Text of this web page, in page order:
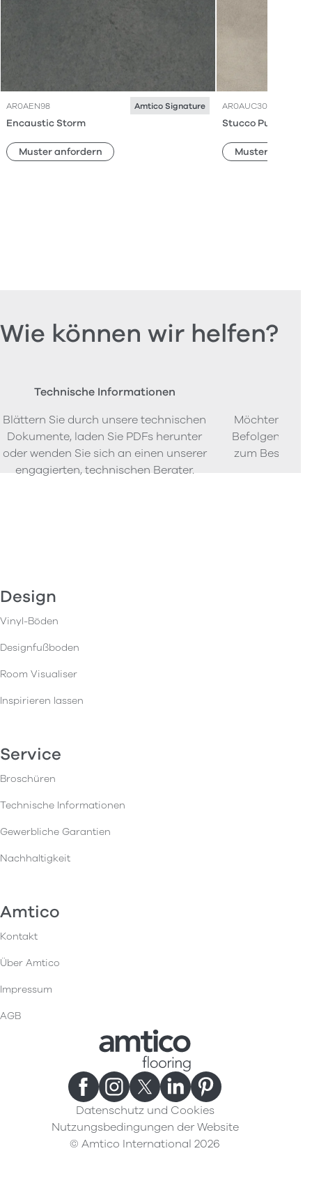
AR0AEN98 Amtico Signature
Encaustic Storm
Muster anfordern
AR0AUC30
Stucco Putty
Muster
Wie können wir helfen?
Technische Informationen
Blättern Sie durch unsere technischen
Dokumente, laden Sie PDFs herunter
oder wenden Sie sich an einen unserer
engagierten, technischen Berater.
Möchten Sie
Befolgen Sie
zum
Design
Vinyl-Böden
Designfußboden
Room Visualiser
Inspirieren lassen
Service
Broschüren
Technische Informationen
Gewerbliche Garantien
Nachhaltigkeit
Amtico
Kontakt
Über Amtico
Impressum
AGB
Datenschutz und Cookies
Nutzungsbedingungen der Website
© Amtico International 2026